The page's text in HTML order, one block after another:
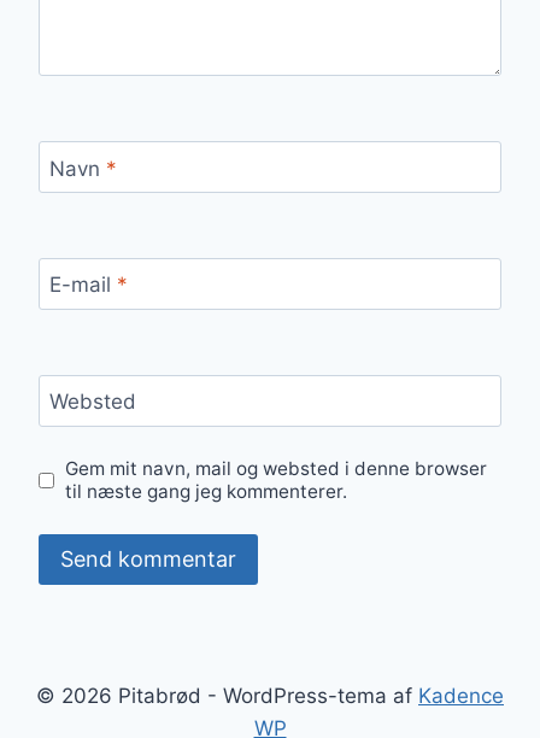
Navn *
E-mail *
Websted
Gem mit navn, mail og websted i denne browser
til næste gang jeg kommenterer.
© 2026 Pitabrød - WordPress-tema af Kadence
WP